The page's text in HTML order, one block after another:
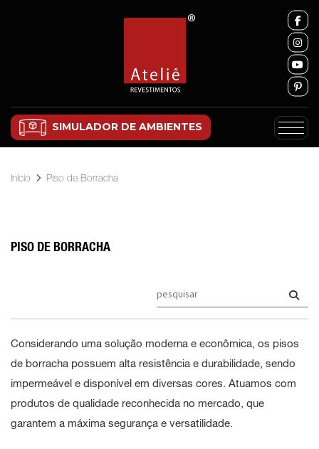
SIMULADOR DE AMBIENTES
Início Piso de Borracha
PISO DE BORRACHA
Considerando uma solução moderna e econômica, os pisos
de borracha possuem alta resistência e durabilidade, sendo
impermeável e disponível em diversas cores. Atuamos com
produtos de qualidade reconhecida no mercado, que
garantem a máxima segurança e versatilidade.